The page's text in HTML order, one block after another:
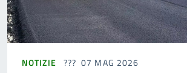
NOTIZIE 07 MAG 2026